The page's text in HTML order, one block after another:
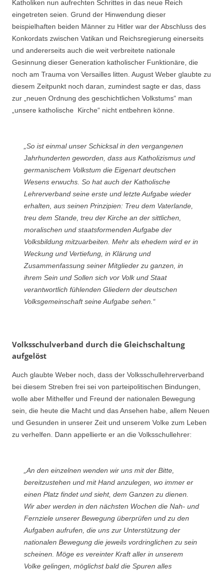
Katholiken nun aufrechten Schrittes in das neue Reich
eingetreten seien. Grund der Hinwendung dieser
beispielhaften beiden Männer zu Hitler war der Abschluss des
Konkordats zwischen Vatikan und Reichsregierung einerseits
und andererseits auch die weit verbreitete nationale
Gesinnung dieser Generation katholischer Funktionäre, die
noch am Trauma von Versailles litten. August Weber glaubte zu
diesem Zeitpunkt noch daran, zumindest sagte er das, dass
zur „neuen Ordnung des geschichtlichen Volkstums“ man
„unsere katholische Kirche“ nicht entbehren könne.
„So ist einmal unser Schicksal in den vergangenen
Jahrhunderten geworden, dass aus Katholizismus und
germanischem Volkstum die Eigenart deutschen
Wesens erwuchs. So hat auch der Katholische
Lehrerverband seine erste und letzte Aufgabe wieder
erhalten, aus seinen Prinzipien: Treu dem Vaterlande,
treu dem Stande, treu der Kirche an der sittlichen,
moralischen und staatsformenden Aufgabe der
Volksbildung mitzuarbeiten. Mehr als ehedem wird er in
Weckung und Vertiefung, in Klärung und
Zusammenfassung seiner Mitglieder zu ganzen, in
ihrem Sein und Sollen sich vor Volk und Staat
verantwortlich fühlenden Gliedern der deutschen
Volksgemeinschaft seine Aufgabe sehen.“
Volksschulverband durch die Gleichschaltung
aufgelöst
Auch glaubte Weber noch, dass der Volksschullehrerverband
bei diesem Streben frei sei von parteipolitischen Bindungen,
wolle aber Mithelfer und Freund der nationalen Bewegung
sein, die heute die Macht und das Ansehen habe, allem Neuen
und Gesunden in unserer Zeit und unserem Volke zum Leben
zu verhelfen. Dann appellierte er an die Volksschullehrer:
„An den einzelnen wenden wir uns mit der Bitte,
bereitzustehen und mit Hand anzulegen, wo immer er
einen Platz findet und sieht, dem Ganzen zu dienen.
Wir aber werden in den nächsten Wochen die Nah- und
Fernziele unserer Bewegung überprüfen und zu den
Aufgaben aufrufen, die uns zur Unterstützung der
nationalen Bewegung die jeweils vordringlichen zu sein
scheinen. Möge es vereinter Kraft aller in unserem
Volke gelingen, möglichst bald die Spuren alles